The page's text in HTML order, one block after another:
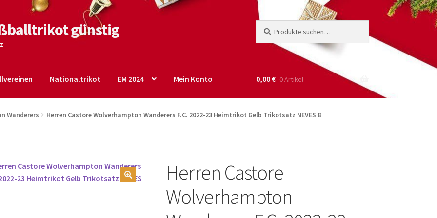
günstig
nach:
Nationaltrikot EM 2024 Mein Konto
Shop Startseite – English Warenkorb
0,00€ 0 Artikel
Wanderers Herren Castore Wolverhampton Wanderers F.C. 2022-23 Heimtrikot Gelb Trikotsatz NEVES 8
Herren Castore
Wolverhampton